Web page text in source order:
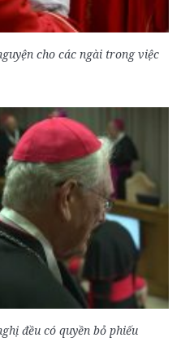
cho các ngài trong việc
đều có quyền bỏ phiếu